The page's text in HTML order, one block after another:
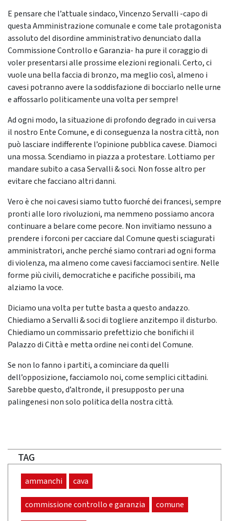
E pensare che l’attuale sindaco, Vincenzo Servalli -capo di
questa Amministrazione comunale e come tale protagonista
assoluto del disordine amministrativo denunciato dalla
Commissione Controllo e Garanzia- ha pure il coraggio di
voler presentarsi alle prossime elezioni regionali. Certo, ci
vuole una bella faccia di bronzo, ma meglio così, almeno i
cavesi potranno avere la soddisfazione di bocciarlo nelle urne
e affossarlo politicamente una volta per sempre!
Ad ogni modo, la situazione di profondo degrado in cui versa
il nostro Ente Comune, e di conseguenza la nostra città, non
può lasciare indifferente l’opinione pubblica cavese. Diamoci
una mossa. Scendiamo in piazza a protestare. Lottiamo per
mandare subito a casa Servalli & soci. Non fosse altro per
evitare che facciano altri danni.
Vero è che noi cavesi siamo tutto fuorché dei francesi, sempre
pronti alle loro rivoluzioni, ma nemmeno possiamo ancora
continuare a belare come pecore. Non invitiamo nessuno a
prendere i forconi per cacciare dal Comune questi sciagurati
amministratori, anche perché siamo contrari ad ogni forma
di violenza, ma almeno come cavesi facciamoci sentire. Nelle
forme più civili, democratiche e pacifiche possibili, ma
alziamo la voce.
Diciamo una volta per tutte basta a questo andazzo.
Chiediamo a Servalli & soci di togliere anzitempo il disturbo.
Chiediamo un commissario prefettizio che bonifichi il
Palazzo di Città e metta ordine nei conti del Comune.
Se non lo fanno i partiti, a cominciare da quelli
dell’opposizione, facciamolo noi, come semplici cittadini.
Sarebbe questo, d’altronde, il presupposto per una
palingenesi non solo politica della nostra città.
TAG
ammanchi cava
commissione controllo e garanzia comune